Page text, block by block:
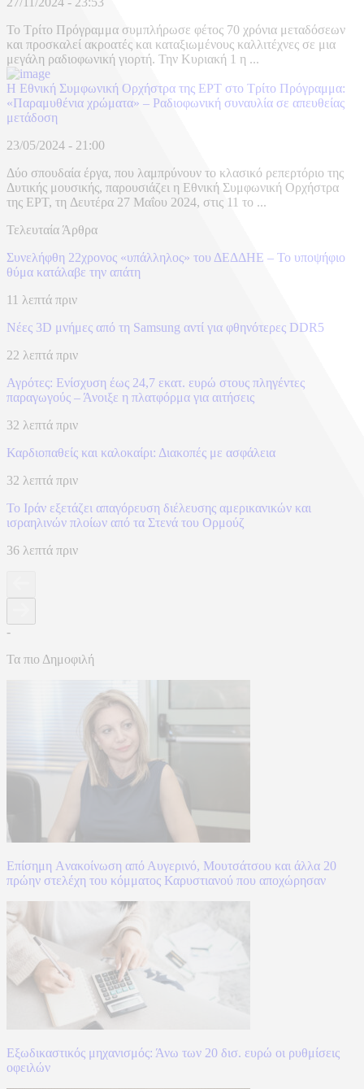
Το Τρίτο Πρόγραμμα συμπλήρωσε φέτος 70 χρόνια μεταδόσεων
και προσκαλεί ακροατές και καταξιωμένους καλλιτέχνες σε μια
μεγάλη ραδιοφωνική γιορτή. Την Κυριακή 1 η ...
H Εθνική Συμφωνική Ορχήστρα της ΕΡΤ στο Τρίτο Πρόγραμμα:
«Παραμυθένια χρώματα» – Ραδιοφωνική συναυλία σε απευθείας
μετάδοση
23/05/2024 - 21:00
Δύο σπουδαία έργα, που λαμπρύνουν το κλασικό ρεπερτόριο της
Δυτικής μουσικής, παρουσιάζει η Εθνική Συμφωνική Ορχήστρα
της ΕΡΤ, τη Δευτέρα 27 Μαΐου 2024, στις 11 το ...
Τελευταία Άρθρα
Συνελήφθη 22χρονος «υπάλληλος» του ΔΕΔΔΗΕ – Το υποψήφιο
θύμα κατάλαβε την απάτη
11 λεπτά πριν
Νέες 3D μνήμες από τη Samsung αντί για φθηνότερες DDR5
22 λεπτά πριν
Αγρότες: Ενίσχυση έως 24,7 εκατ. ευρώ στους πληγέντες
παραγωγούς – Άνοιξε η πλατφόρμα για αιτήσεις
32 λεπτά πριν
Καρδιοπαθείς και καλοκαίρι: Διακοπές με ασφάλεια
32 λεπτά πριν
Το Ιράν εξετάζει απαγόρευση διέλευσης αμερικανικών και
ισραηλινών πλοίων από τα Στενά του Ορμούζ
36 λεπτά πριν
-
Τα πιο Δημοφιλή
Επίσημη Aνακοίνωση από Αυγερινό, Μουτσάτσου και άλλα 20
πρώην στελέχη του κόμματος Καρυστιανού που αποχώρησαν
Εξωδικαστικός μηχανισμός: Άνω των 20 δισ. ευρώ οι ρυθμίσεις
οφειλών